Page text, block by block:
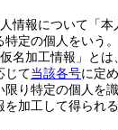
情報について「
定の個人をいう。
名加工情報」とは、
じて当該各号に定
限り特定の個人を
を加工して得られ